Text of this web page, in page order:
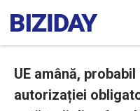
UE amână,
autorizației